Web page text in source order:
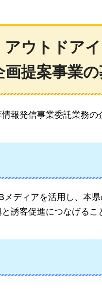
アウトドア
提案事業
報発信事業委託業務の
メディアを活用し、本
誘客促進につなげるこ